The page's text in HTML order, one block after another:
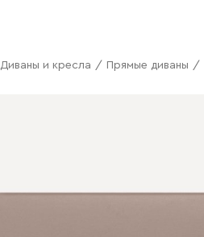
Диваны и кресла / Прямые диваны /